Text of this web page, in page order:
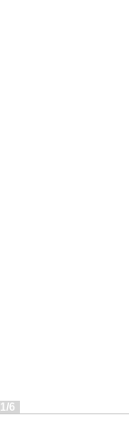
1/6